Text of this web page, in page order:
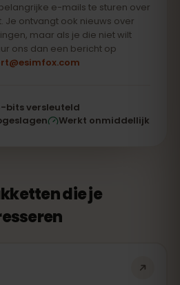
e-mails te sturen over
Je ontvangt ook nieuws over
maar als je die niet wilt
ons dan een bericht op
bits versleuteld
Werkt onmiddellijk
die je